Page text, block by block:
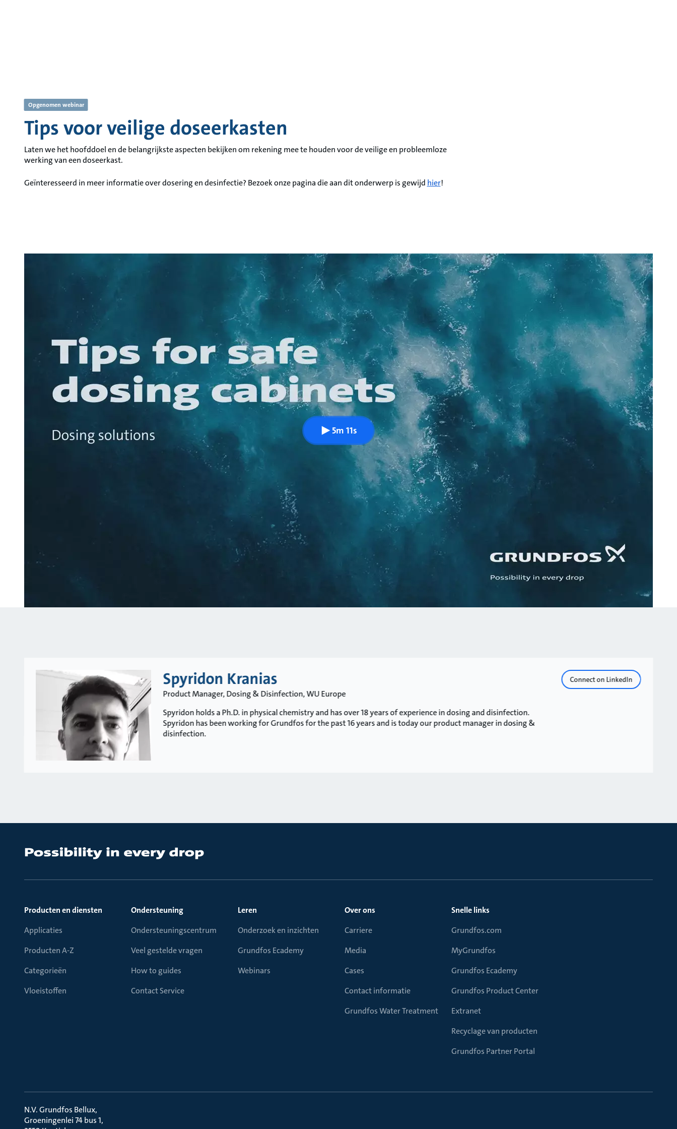
Opgenomen webinar
Tips voor veilige doseerkasten
Laten we het hoofddoel en de belangrijkste aspecten bekijken om rekening mee te houden voor de veilige en probleemloze
werking van een doseerkast.
Geïnteresseerd in meer informatie over dosering en desinfectie? Bezoek onze pagina die aan dit onderwerp is gewijd hier!
5m 11s
Spyridon Kranias
Product Manager, Dosing & Disinfection, WU Europe
Spyridon holds a Ph.D. in physical chemistry and has over 18 years of experience in dosing and disinfection.
Spyridon has been working for Grundfos for the past 16 years and is today our product manager in dosing &
disinfection.
Connect on LinkedIn
Producten en diensten
Applicaties
Producten A-Z
Categorieën
Vloeistoffen
Ondersteuning
Ondersteuningscentrum
Veel gestelde vragen
How to guides
Contact Service
Leren
Onderzoek en inzichten
Grundfos Ecademy
Webinars
Over ons
Carriere
Media
Cases
Contact informatie
Grundfos Water Treatment
Snelle links
Grundfos.com
MyGrundfos
Grundfos Ecademy
Grundfos Product Center
Extranet
Recyclage van producten
Grundfos Partner Portal
N.V. Grundfos Bellux
Groeningenlei 74 bus 1